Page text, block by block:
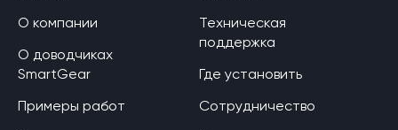
О компании
О доводчиках
SmartGear
Примеры работ
Техническая
поддержка
Где установить
Сотрудничество